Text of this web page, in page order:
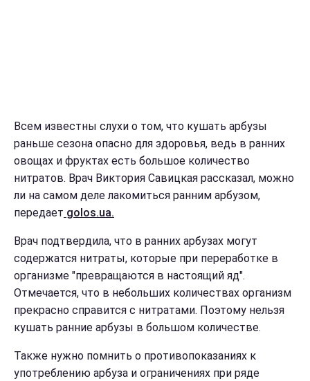
Всем известны слухи о том, что кушать арбузы
раньше сезона опасно для здоровья, ведь в ранних
овощах и фруктах есть большое количество
нитратов. Врач Виктория Савицкая рассказал, можно
ли на самом деле лакомиться ранним арбузом,
передает golos.ua.
Врач подтвердила, что в ранних арбузах могут
содержатся нитраты, которые при переработке в
организме "превращаются в настоящий яд".
Отмечается, что в небольших количествах организм
прекрасно справится с нитратами. Поэтому нельзя
кушать ранние арбузы в большом количестве.
Также нужно помнить о противопоказаниях к
употреблению арбуза и ограничениях при ряде